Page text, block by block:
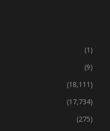
(1)
(9)
(18,111)
(17,734)
(275)